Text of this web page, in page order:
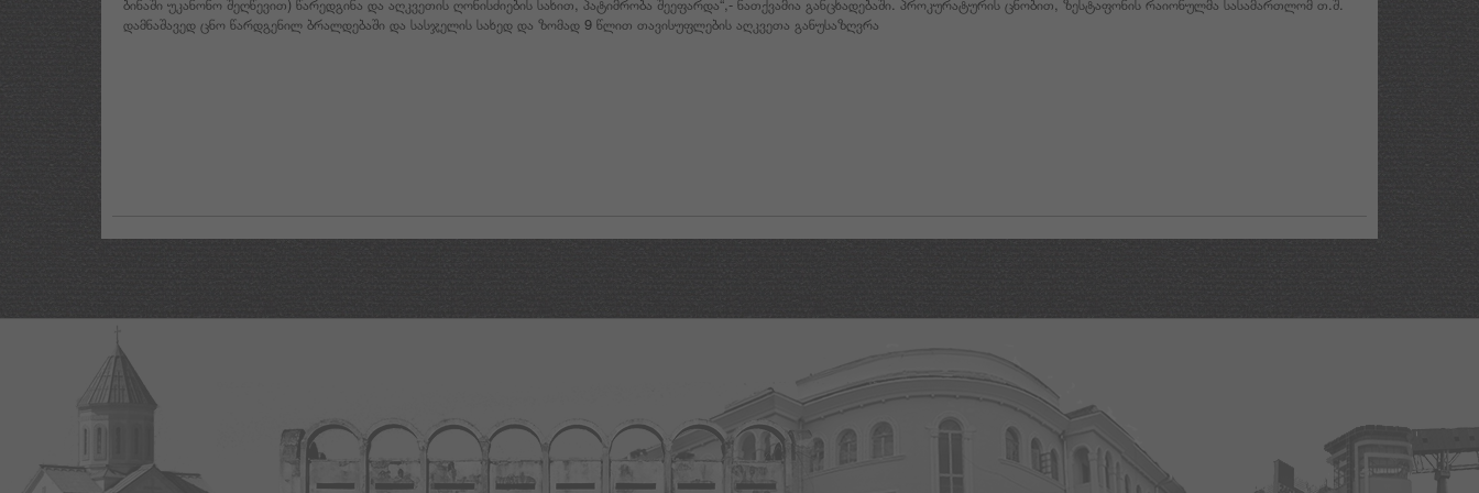
დამნაშავედ ცნო წარდგენილ ბრალდებაში და სასჯელის სახედ და ზომად 9 წლით თავისუფლების აღკვეთა განუსაზღვრა